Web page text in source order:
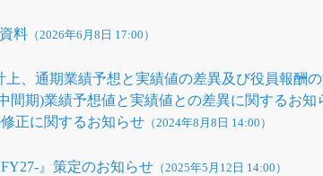
料 （2026年6月8日 17:00）
上、通期業績予想と実績値の差異及び役員報酬
間期)業績予想値と実績値との差異に関するお知
正に関するお知らせ （2024年8月8日 14:00）
』策定のお知らせ （2025年5月12日 14:00）